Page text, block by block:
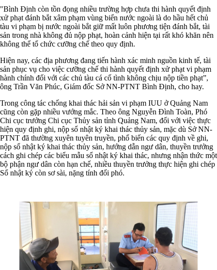
"Bình Định còn tồn đọng nhiều trường hợp chưa thi hành quyết định
xử phạt đánh bắt xâm phạm vùng biển nước ngoài là do hầu hết chủ
tàu vi phạm bị nước ngoài bắt giữ mất luôn phương tiện đánh bắt, tài
sản trong nhà không đủ nộp phạt, hoàn cảnh hiện tại rất khó khăn nên
không thể tổ chức cưỡng chế theo quy định.
Hiện nay, các địa phương đang tiến hành xác minh nguồn kinh tế, tài
sản phục vụ cho việc cưỡng chế thi hành quyết định xử phạt vi phạm
hành chính đối với các chủ tàu cá cố tình không chịu nộp tiền phạt”,
ông Trần Văn Phúc, Giám đốc Sở NN-PTNT Bình Định, cho hay.
Trong công tác chống khai thác hải sản vi phạm IUU ở Quảng Nam
cũng còn gặp nhiều vướng mắc. Theo ông Nguyễn Đình Toàn, Phó
Chi cục trưởng Chi cục Thủy sản tỉnh Quảng Nam, đối với việc thực
hiện quy định ghi, nộp sổ nhật ký khai thác thủy sản, mặc dù Sở NN-
PTNT đã thường xuyên tuyên truyền, phổ biến các quy định về ghi,
nộp sổ nhật ký khai thác thủy sản, hướng dẫn ngư dân, thuyền trưởng
cách ghi chép các biểu mẫu sổ nhật ký khai thác, nhưng nhận thức một
bộ phận ngư dân còn hạn chế, nhiều thuyền trưởng thực hiện ghi chép
Sổ nhật ký còn sơ sài, nặng tính đối phó.